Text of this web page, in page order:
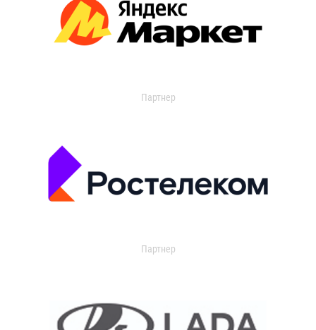
Партнер
Партнер